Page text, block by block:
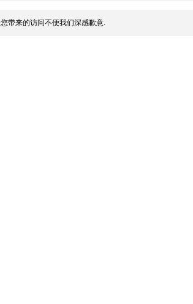
带来的访问不便我们深感歉意.